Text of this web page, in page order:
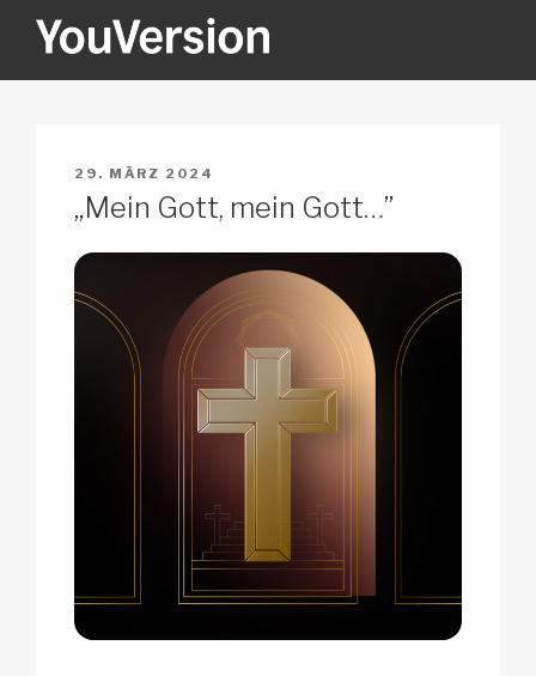
Inhalt
YOUVERSION
VERÖFFENTLICHT
AM
29. MÄRZ 2024
„Mein Gott, mein Gott…”